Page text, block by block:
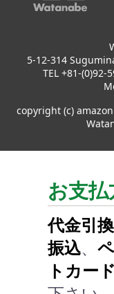
5-12-314
TEL +81-(0)92-
copyright (c) amazon
お支
代金引換
振込、
トカー